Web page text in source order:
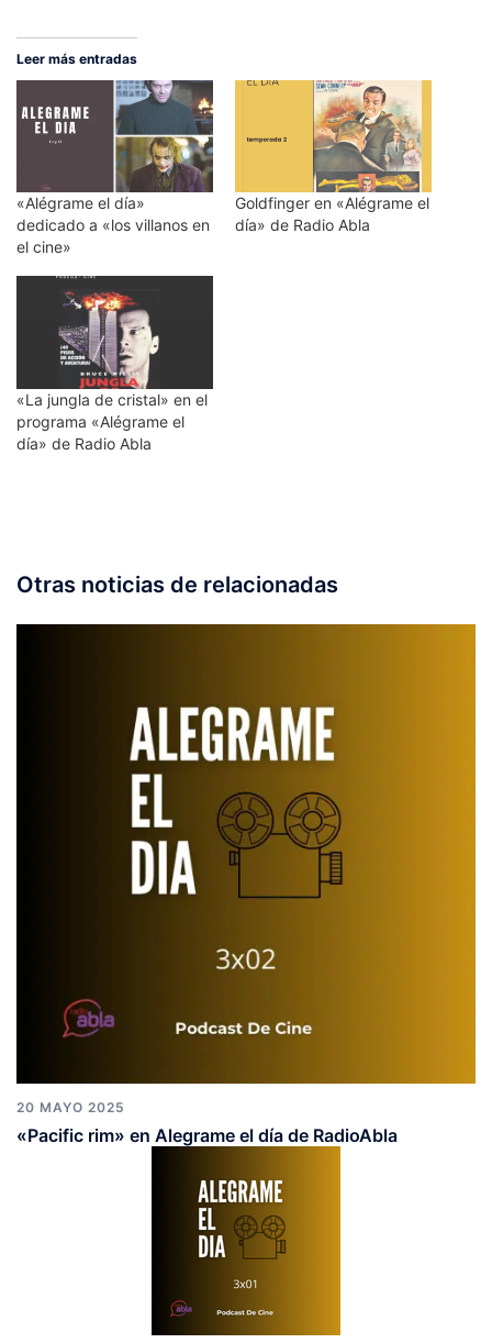
Leer más entradas
«Alégrame el día»
dedicado a «los villanos en
el cine»
Goldfinger en «Alégrame el
día» de Radio Abla
«La jungla de cristal» en el
programa «Alégrame el
día» de Radio Abla
Otras noticias de relacionadas
20 MAYO 2025
«Pacific rim» en Alegrame el día de RadioAbla